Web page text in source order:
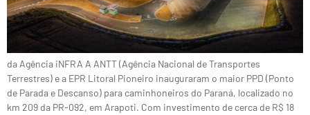
da Agência iNFRA A ANTT (Agência Nacional de Transportes
Terrestres) e a EPR Litoral Pioneiro inauguraram o maior PPD (Ponto
de Parada e Descanso) para caminhoneiros do Paraná, localizado no
km 209 da PR-092, em Arapoti. Com investimento de cerca de R$ 18